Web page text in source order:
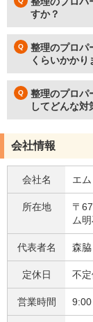
すか？
整理のプロパ
くらいかかり
整理のプロパ
してどんな対
会社情報
会社名 エ
所在地 〒
ム
代表者名 森脇
定休日 不
営業時間